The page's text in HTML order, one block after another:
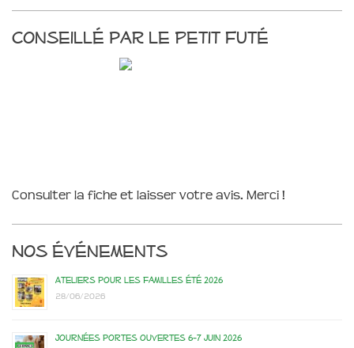
Conseillé par le Petit Futé
Consulter la fiche et laisser votre avis. Merci !
Nos événements
Ateliers pour les familles été 2026
28/06/2026
Journées portes ouvertes 6-7 juin 2026